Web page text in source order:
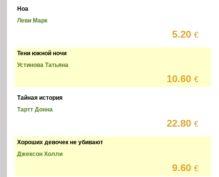
Ноа
Леви Марк
5.20€
Тени южной ночи
Устинова Татьяна
10.60€
Тайная история
Тартт Донна
22.80€
Хороших девочек не убивают
Джексон Холли
9.60€